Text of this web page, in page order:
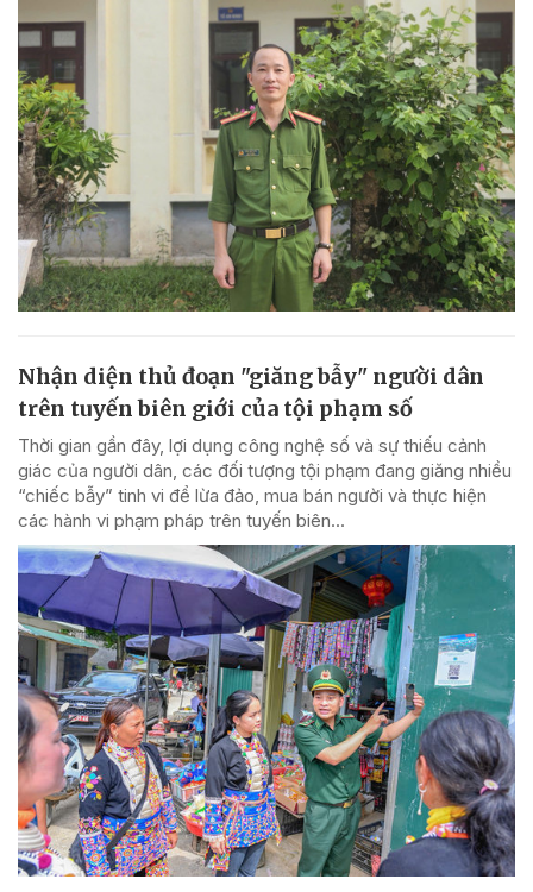
Nhận diện thủ đoạn "giăng bẫy" người dân
trên tuyến biên giới của tội phạm số
Thời gian gần đây, lợi dụng công nghệ số và sự thiếu cảnh
giác của người dân, các đối tượng tội phạm đang giăng nhiều
“chiếc bẫy” tinh vi để lừa đảo, mua bán người và thực hiện
các hành vi phạm pháp trên tuyến biên...